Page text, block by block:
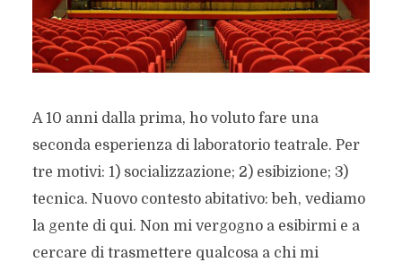
A 10 anni dalla prima, ho voluto fare una
seconda esperienza di laboratorio teatrale. Per
tre motivi: 1) socializzazione; 2) esibizione; 3)
tecnica. Nuovo contesto abitativo: beh, vediamo
la gente di qui. Non mi vergogno a esibirmi e a
cercare di trasmettere qualcosa a chi mi